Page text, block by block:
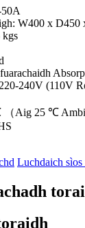
W400 x D450
kgs
240V (110V
（Aig 25 ℃
Luchdaich